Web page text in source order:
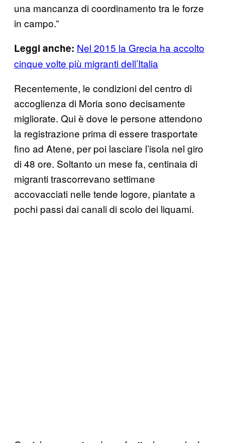
una mancanza di coordinamento tra le forze
in campo.”
Leggi anche: Nel 2015 la Grecia ha accolto
cinque volte più migranti dell’Italia
Recentemente, le condizioni del centro di
accoglienza di Moria sono decisamente
migliorate. Qui è dove le persone attendono
la registrazione prima di essere trasportate
fino ad Atene, per poi lasciare l’isola nel giro
di 48 ore. Soltanto un mese fa, centinaia di
migranti trascorrevano settimane
accovacciati nelle tende logore, piantate a
pochi passi dai canali di scolo dei liquami.